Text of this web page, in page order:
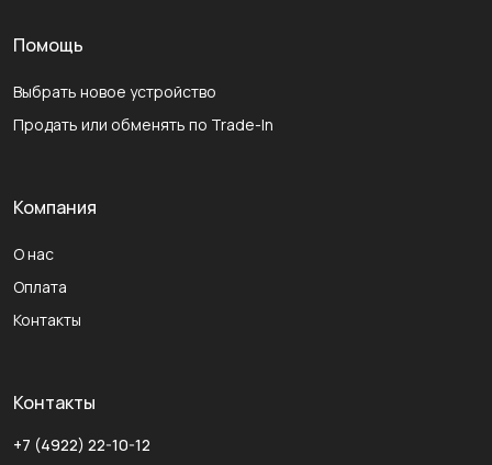
Помощь
Выбрать новое устройство
Продать или обменять по Trade-In
Компания
О нас
Оплата
Контакты
Контакты
+7 (4922) 22-10-12